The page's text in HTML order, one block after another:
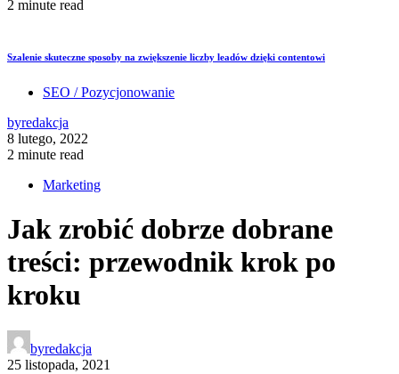
2 minute read
Szalenie skuteczne sposoby na zwiększenie liczby leadów dzięki contentowi
SEO / Pozycjonowanie
byredakcja
8 lutego, 2022
2 minute read
Marketing
Jak zrobić dobrze dobrane
treści: przewodnik krok po
kroku
byredakcja
25 listopada, 2021